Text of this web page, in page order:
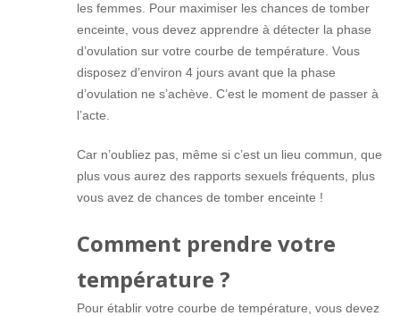
les femmes. Pour maximiser les chances de tomber
enceinte, vous devez apprendre à détecter la phase
d’ovulation sur votre courbe de température. Vous
disposez d’environ 4 jours avant que la phase
d’ovulation ne s’achève. C’est le moment de passer à
l’acte.
Car n’oubliez pas, même si c’est un lieu commun, que
plus vous aurez des rapports sexuels fréquents, plus
vous avez de chances de tomber enceinte !
Comment prendre votre
température ?
Pour établir votre courbe de température, vous devez